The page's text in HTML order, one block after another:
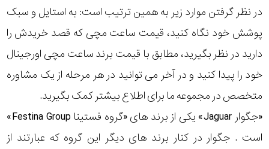
در نظر گرفتن موارد زیر به همین ترتیب است: به استایل و سبک
پوشش خود نگاه کنید، قیمت ساعت مچی که قصد خریدش را
دارید در نظر بگیرید، مطابق با قیمت برند ساعت مچی اورجینال
خود را پیدا کنید و در آخر می توانید در هر مرحله از یک مشاوره
متخصص در مجموعه ما برای اطلاع بیشتر کمک بگیرید.
«جگوار Jaguar» یکی از برند های «گروه فستینا Festina Group»
است . جگوار در کنار برند های دیگر این گروه که عبارتند از